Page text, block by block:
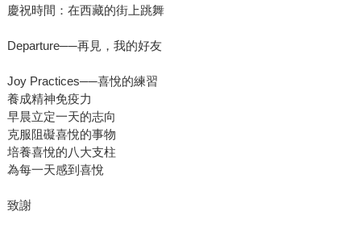
慶祝時間：在西藏的街上跳舞
Departure──再見，我的好友
Joy Practices──喜悅的練習
養成精神免疫力
早晨立定一天的志向
克服阻礙喜悅的事物
培養喜悅的八大支柱
為每一天感到喜悅
致謝